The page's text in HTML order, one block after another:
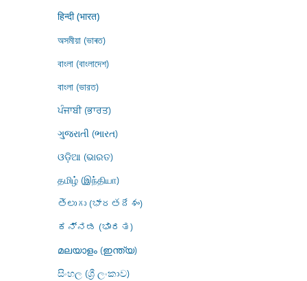
हिन्दी (भारत)
অসমীয়া (ভাৰত)
বাংলা (বাংলাদেশ)
বাংলা (ভারত)
ਪੰਜਾਬੀ (ਭਾਰਤ)
ગુજરાતી (ભારત)
ଓଡ଼ିଆ (ଭାରତ)
தமிழ் (இந்தியா)
తెలుగు (భారతదేశం)
ಕನ್ನಡ (ಭಾರತ)
മലയാളം (ഇന്ത്യ)
සිංහල (ශ්‍රී ලංකාව)